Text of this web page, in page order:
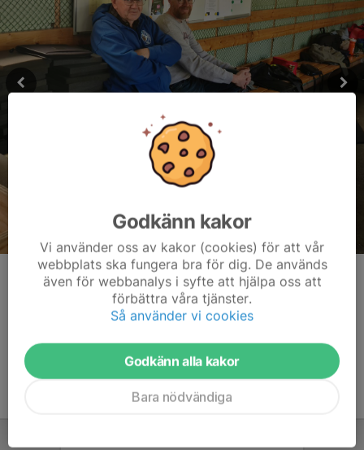
Johan och Sten kollar in finalen.
Godkänn kakor
Vi använder oss av kakor (cookies) för att vår
webbplats ska fungera bra för dig. De används
även för webbanalys i syfte att hjälpa oss att
förbättra våra tjänster.
Så använder vi cookies
Godkänn alla kakor
Bara nödvändiga